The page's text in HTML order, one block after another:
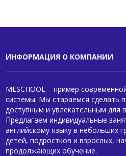
ИНФОРМАЦИЯ О КОМПАНИИ
MESCHOOL – пример
системы. Мы стараемся сделать
доступным и увлекательным для
Предлагаем индивидуальные
английскому языку в небольших
детей, подростков и взрослых,
продолжающих обучение.